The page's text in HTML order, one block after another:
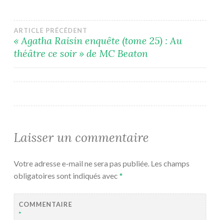
Navigation
de
l’article
ARTICLE PRÉCÉDENT
« Agatha Raisin enquête (tome 25) : Au
théâtre ce soir » de MC Beaton
Laisser un commentaire
Votre adresse e-mail ne sera pas publiée. Les champs
obligatoires sont indiqués avec *
COMMENTAIRE
*